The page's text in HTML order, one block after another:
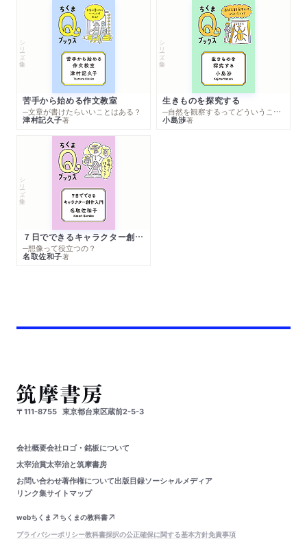
シリーズ・全集
苦手から始める作文教室
─文章が書けたらいいことはある？
津村記久子著
シリーズ・全集
生きものを探究する
─自然を観察するってどういうこと？
小島渉著
シリーズ・全集
７日でできるキャラクター創作入門
─想像って役立つの？
名取佐和子著
〒111-8755 東京都台東区蔵前2-5-3
会社概要会社ロゴ・銘板について
太宰治賞太宰治と筑摩書房
お問い合わせ著作権について出版目録ソーシャルメディア
リンク集サイトマップ
webちくま
ちくまの教科書
プライバシーポリシー教科書採択の公正確保に関する基本方針免責事項